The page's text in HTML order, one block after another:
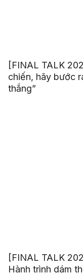
[FINAL TALK
chiến, hãy bước
thắng”
[FINAL TALK
Hành trình dám